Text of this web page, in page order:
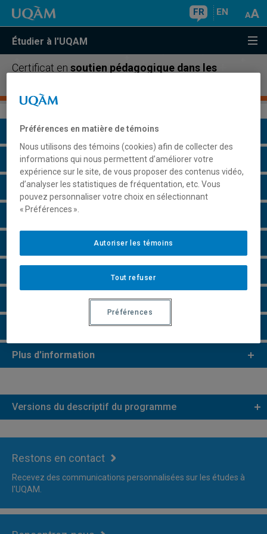
FR EN
Étudier à l'UQAM
Certificat en soutien pédagogique dans les
Présentation du programme
Conditions d'admission
Cours à suivre et horaires
Grille de cheminement
Remarques et règlements
Faire une demande d'admission
Plus d'information
Versions du descriptif du programme
Restons en contact
Recevez des communications personnalisées sur les études à
l'UQAM.
Préférences en matière de témoins
Nous utilisons des témoins (cookies) afin de collecter des
informations qui nous permettent d’améliorer votre
expérience sur le site, de vous proposer des contenus vidéo,
d’analyser les statistiques de fréquentation, etc. Vous
pouvez personnaliser votre choix en sélectionnant
« Préférences ».
Tout refuser
Autoriser les témoins
Préférences